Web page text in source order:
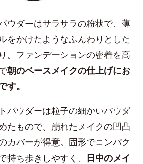
ウダーはサラサラの粉状で、薄
をかけたようなふんわりとした
。ファンデーションの密着を高
朝のベースメイクの仕上げにお
す。
パウダーは粒子の細かいパウダ
たもので、崩れたメイクの凹凸
カバーが得意。固形でコンパク
持ち歩きしやすく、 日中のメイ